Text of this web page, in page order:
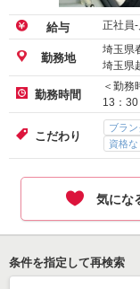
給与 正社員
勤務地
埼玉県
埼玉県
勤務時間
＜勤務
13：
こだわり
ブラ
資格
気にな
条件を指定して再検索